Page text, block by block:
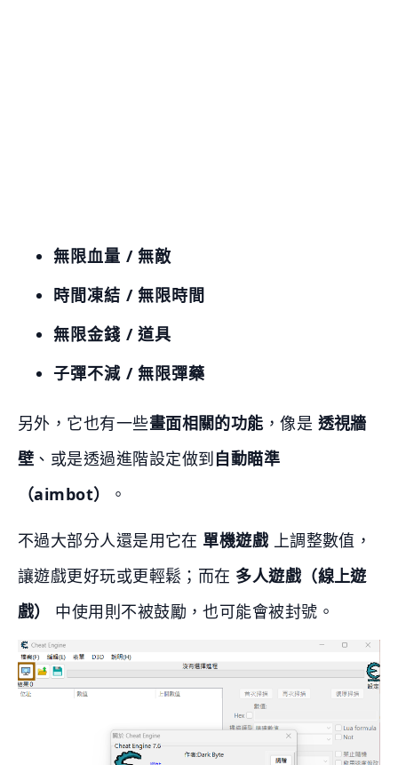
無限血量 / 無敵
時間凍結 / 無限時間
無限金錢 / 道具
子彈不減 / 無限彈藥
另外，它也有一些畫面相關的功能 ，像是 透視牆
壁 、或是透過進階設定做到自動瞄準
（aimbot）
。
不過大部分人還是用它在 單機遊戲 上調整數值，
讓遊戲更好玩或更輕鬆；而在 多人遊戲（線上遊
戲）
中使用則不被鼓勵，也可能會被封號。